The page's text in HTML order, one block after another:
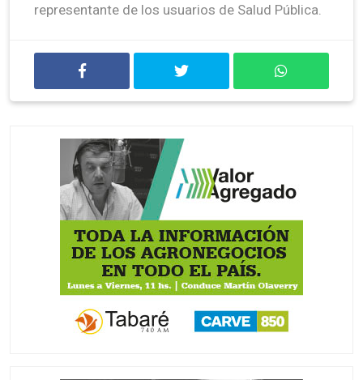
representante de los usuarios de Salud Pública.